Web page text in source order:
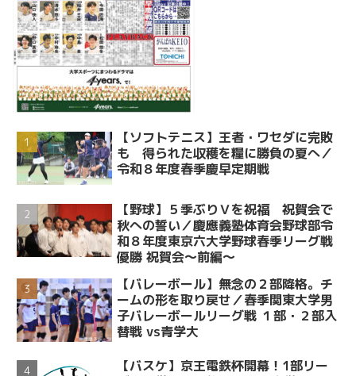
【ソフトテニス】王者・ワセダに完敗
も 得られた収穫を糧に勝負の夏へ／
令和８年度春季慶早定期戦
【野球】５季ぶりＶを祝福 祝賀会で
秋への誓い／慶應義塾体育会野球部令
和８年度東京六大学野球春季リーグ戦
優勝 祝賀会～前編～
【バレーボール】無念の２部降格。チ
ームの形を取り戻せ／春季関東大学男
子バレーボールリーグ戦 １部・２部入
替戦 vs青学大
【バスケ】京王電鉄杯開幕！1部リー